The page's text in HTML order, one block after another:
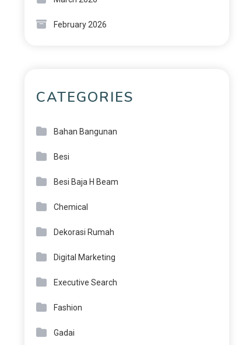
February 2026
CATEGORIES
Bahan Bangunan
Besi
Besi Baja H Beam
Chemical
Dekorasi Rumah
Digital Marketing
Executive Search
Fashion
Gadai